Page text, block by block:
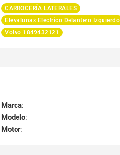
CARROCERÍA LATERALES
Elevalunas Electrico Delantero Izquierdo
Volvo 1849432121
Marca:
Modelo:
Motor: